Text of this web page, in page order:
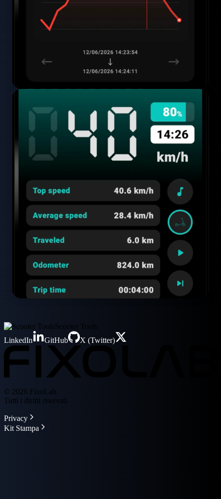
Scooter Tools
LinkedIn
GitHub X (Twitter)
© 2026 FixoLab.
Tutti i diritti riservati.
Privacy
Kit Stampa